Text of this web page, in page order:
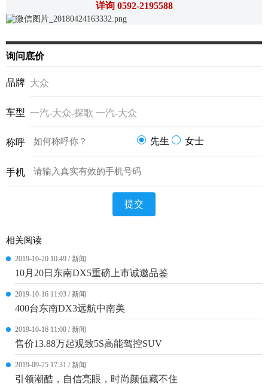
详询 0592-2195588
询问底价
品牌 大众
车型 一汽-大众-探歌 一汽-大众
称呼 先生 女士
手机
提交
相关阅读
2019-10-20 10:49 / 新闻
10月20日东南DX5重磅上市诚邀品鉴
2019-10-16 11:03 / 新闻
400台东南DX3远航中南美
2019-10-16 11:00 / 新闻
售价13.88万起观致5S高能驾控SUV
2019-09-25 17:31 / 新闻
引领潮酷，自信亮眼，时尚颜值藏不住